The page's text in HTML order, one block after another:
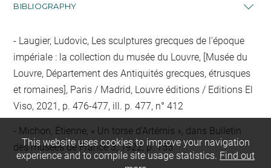
BIBLIOGRAPHY
Laugier, Ludovic, Les sculptures grecques de l'époque
impériale : la collection du musée du Louvre, [Musée du
Louvre, Département des Antiquités grecques, étrusques
et romaines], Paris / Madrid, Louvre éditions / Editions El
Viso, 2021, p. 476-477, ill. p. 477, n° 412
Michon, Étienne, « Un torse d'Artémis », dans Bulletin
des musées de France 3, 1922, p. 155
This website uses cookies to improve your navigation
experience and to compile site usage statistics. Find out